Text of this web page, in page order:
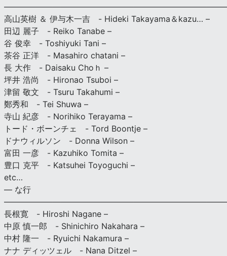
高山英樹 ＆ 伊与木一吉 - Hideki Takayama＆kazu… –
田辺 麗子 - Reiko Tanabe –
谷 俊幸 - Toshiyuki Tani –
茶谷 正洋 - Masahiro chatani –
長 大作 - Daisaku Choｈ –
坪井 浩尚 - Hironao Tsuboi –
津留 敬文 - Tsuru Takahumi –
鄭秀和 - Tei Shuwa –
寺山 紀彦 - Norihiko Terayama –
トード・ボーンチェ - Tord Boontje –
ドナウィルソン - Donna Wilson –
富田 一彦 - Kazuhiko Tomita –
豊口 克平 - Katsuhei Toyoguchi –
etc…
— な行
長根寛 - Hiroshi Nagane –
中原 慎一郎 - Shinichiro Nakahara –
中村 隆一 - Ryuichi Nakamura –
ナナ ディッツェル - Nana Ditzel –